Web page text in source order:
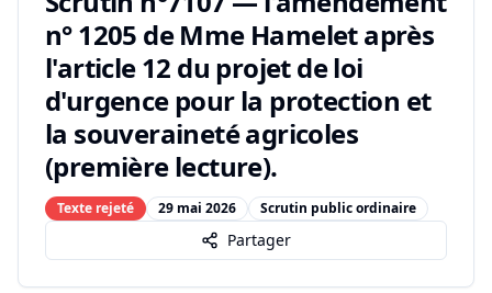
n° 1205 de Mme Hamelet après
l'article 12 du projet de loi
d'urgence pour la protection et
la souveraineté agricoles
(première lecture).
Texte rejeté 29 mai 2026 Scrutin public ordinaire
Partager